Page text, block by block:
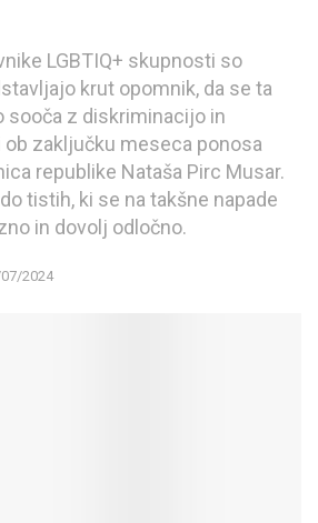
LGBTIQ+ skupnosti so
krut opomnik, da se ta
sooča z diskriminacijo in
zaključku meseca ponosa
republike Nataša Pirc Musar.
tistih, ki se na takšne napade
in dovolj odločno.
2024